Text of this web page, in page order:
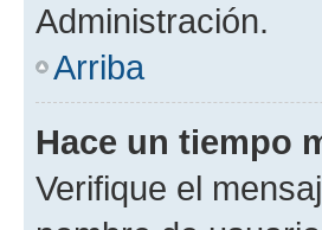
Administración.
Arriba
Hace un tiempo
Verifique el